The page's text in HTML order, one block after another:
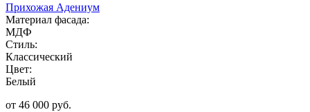
Прихожая Адениум
Материал фасада:
МДФ
Стиль:
Классический
Цвет:
Белый
от 46 000 руб.